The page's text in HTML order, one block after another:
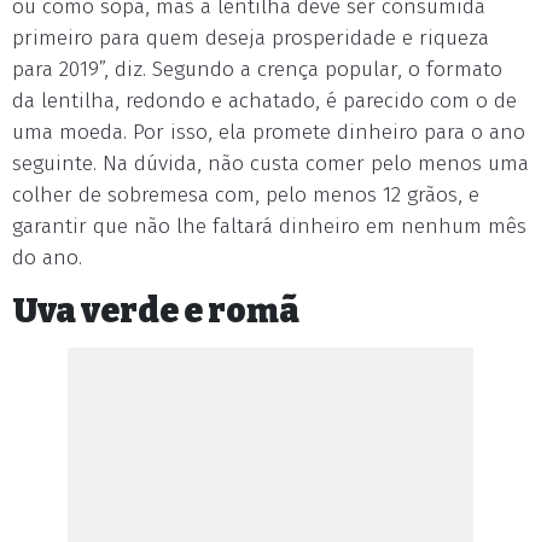
ou como sopa, mas a lentilha deve ser consumida
primeiro para quem deseja prosperidade e riqueza
para 2019”, diz. Segundo a crença popular, o formato
da lentilha, redondo e achatado, é parecido com o de
uma moeda. Por isso, ela promete dinheiro para o ano
seguinte. Na dúvida, não custa comer pelo menos uma
colher de sobremesa com, pelo menos 12 grãos, e
garantir que não lhe faltará dinheiro em nenhum mês
do ano.
Uva verde e romã